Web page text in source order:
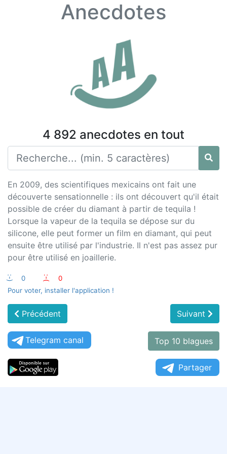
Anecdotes
4 892 anecdotes en tout
En 2009, des scientifiques mexicains ont fait une
découverte sensationnelle : ils ont découvert qu'il était
possible de créer du diamant à partir de tequila !
Lorsque la vapeur de la tequila se dépose sur du
silicone, elle peut former un film en diamant, qui peut
ensuite être utilisé par l'industrie. Il n'est pas assez pur
pour être utilisé en joaillerie.
:-) 0 :-(
0
Pour voter, installer l'application !
Précédent Suivant
Telegram canal Top 10 blagues
Partager